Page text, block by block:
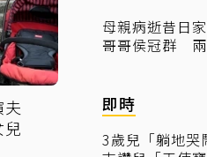
母親病逝昔日
哥哥侯冠群 兩
即時
3歲兒「躺地哭